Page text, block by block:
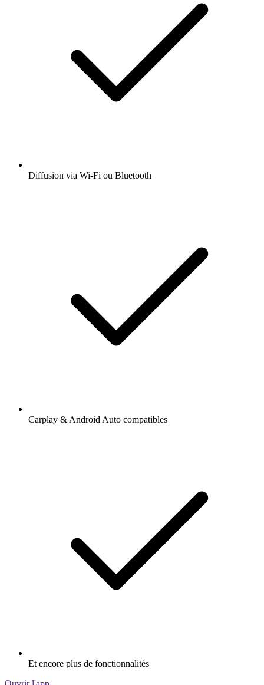
Diffusion via Wi-Fi ou Bluetooth
Carplay & Android Auto compatibles
Et encore plus de fonctionnalités